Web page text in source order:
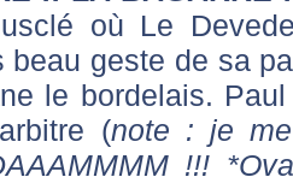
où Le
beau geste de sa
le bordelais.
(note : je
!!!